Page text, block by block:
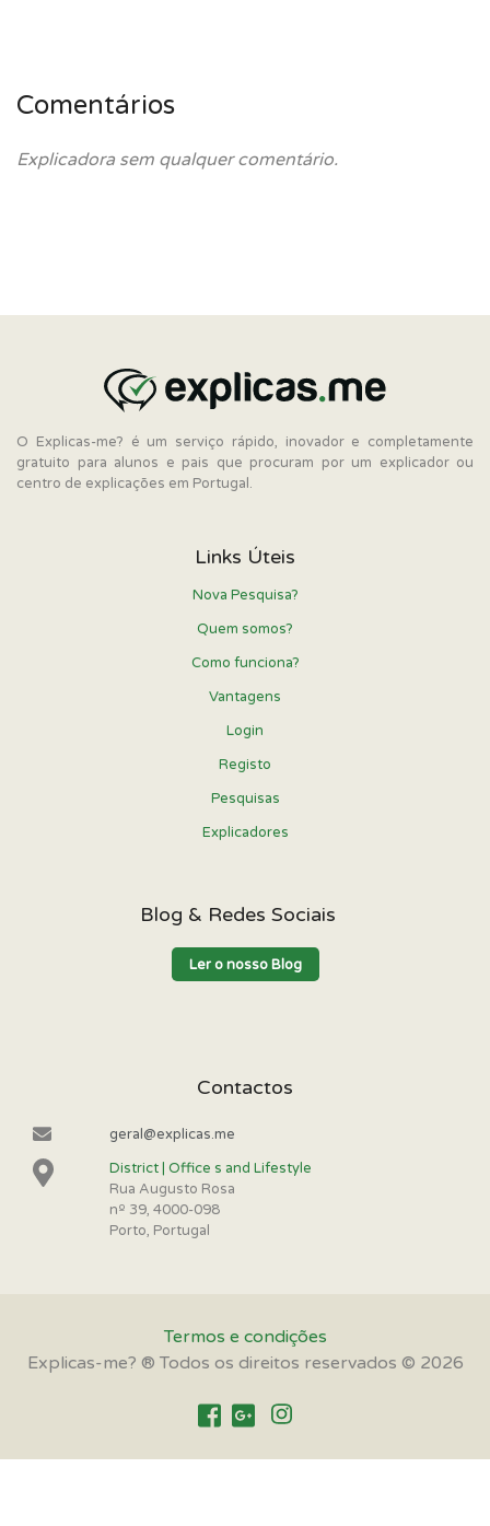
Comentários
Explicadora sem qualquer comentário.
O Explicas-me? é um serviço rápido, inovador e completamente
gratuito para alunos e pais que procuram por um explicador ou
centro de explicações em Portugal.
Links Úteis
Nova Pesquisa?
Quem somos?
Como funciona?
Vantagens
Login
Registo
Pesquisas
Explicadores
Blog & Redes Sociais
Ler o nosso Blog
Contactos
geral@explicas.me
District | Office s and Lifestyle
Rua Augusto Rosa
nº 39, 4000-098
Porto, Portugal
Termos e condições
Explicas-me? ® Todos os direitos reservados © 2026